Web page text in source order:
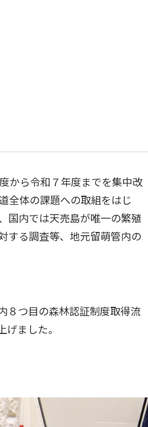
から令和７年度までを集中改
全体の課題への取組をはじ
国内では天売島が唯一の繁殖
する調査等、地元留萌管内の
８つ目の森林認証制度取得流
ました。